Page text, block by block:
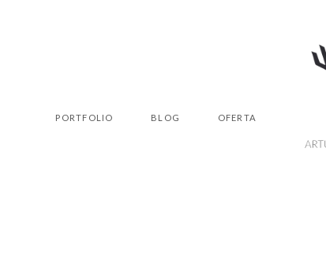
PORTFOLIO BLOG OFERTA